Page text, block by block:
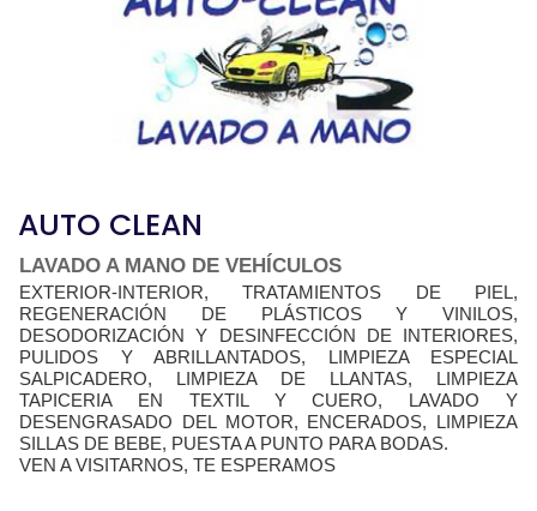
AUTO CLEAN
LAVADO A MANO DE VEHÍCULOS
EXTERIOR-INTERIOR, TRATAMIENTOS DE PIEL,
REGENERACIÓN DE PLÁSTICOS Y VINILOS,
DESODORIZACIÓN Y DESINFECCIÓN DE INTERIORES,
PULIDOS Y ABRILLANTADOS, LIMPIEZA ESPECIAL
SALPICADERO, LIMPIEZA DE LLANTAS, LIMPIEZA
TAPICERIA EN TEXTIL Y CUERO, LAVADO Y
DESENGRASADO DEL MOTOR, ENCERADOS, LIMPIEZA
SILLAS DE BEBE, PUESTA A PUNTO PARA BODAS.
VEN A VISITARNOS, TE ESPERAMOS